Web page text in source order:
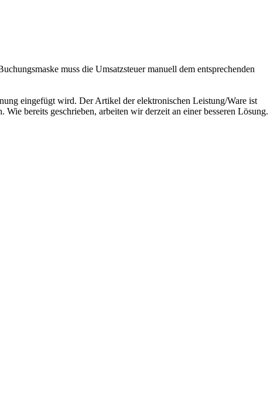
muss die Umsatzsteuer manuell dem entsprechenden
eingefügt wird. Der Artikel der elektronischen Leistung/Ware ist
bereits geschrieben, arbeiten wir derzeit an einer besseren Lösung.